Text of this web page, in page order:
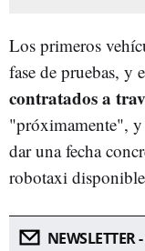
Los primeros
fase de pruebas, y
contratados a
"próximamente",
dar una fecha
robotaxi
NEWSLETTER